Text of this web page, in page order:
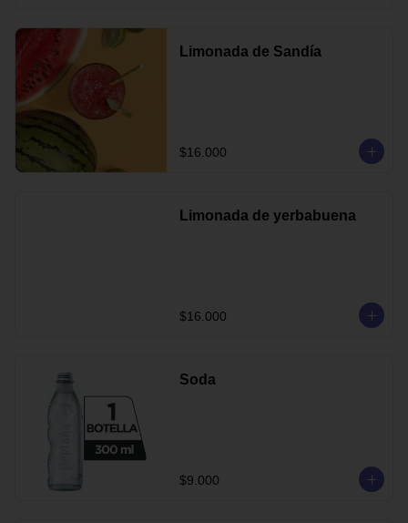
Limonada de Sandía
$16.000
Limonada de yerbabuena
$16.000
Soda
$9.000